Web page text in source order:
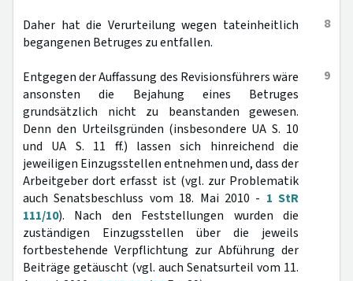
8
Daher hat die Verurteilung wegen tateinheitlich
begangenen Betruges zu entfallen.
9
Entgegen der Auffassung des Revisionsführers wäre
ansonsten die Bejahung eines Betruges
grundsätzlich nicht zu beanstanden gewesen.
Denn den Urteilsgründen (insbesondere UA S. 10
und UA S. 11 ff.) lassen sich hinreichend die
jeweiligen Einzugsstellen entnehmen und, dass der
Arbeitgeber dort erfasst ist (vgl. zur Problematik
auch Senatsbeschluss vom 18. Mai 2010 - 1 StR
111/10). Nach den Feststellungen wurden die
zuständigen Einzugsstellen über die jeweils
fortbestehende Verpflichtung zur Abführung der
Beiträge getäuscht (vgl. auch Senatsurteil vom 11.